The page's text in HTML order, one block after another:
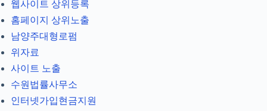
웹사이트 상위등록
홈페이지 상위노출
남양주대형로펌
위자료
사이트 노출
수원법률사무소
인터넷가입현금지원